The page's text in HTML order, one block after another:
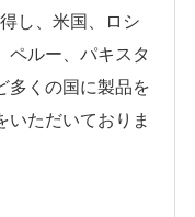
し、米国、ロシ
ペルー、パキスタ
多くの国に製品を
いただいておりま